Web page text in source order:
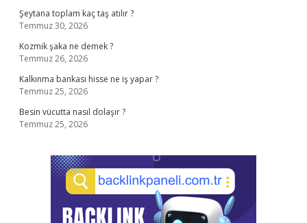
Şeytana toplam kaç taş atılır ?
Temmuz 30, 2026
Kozmik şaka ne demek ?
Temmuz 26, 2026
Kalkınma bankası hisse ne iş yapar ?
Temmuz 25, 2026
Besin vücutta nasıl dolaşır ?
Temmuz 25, 2026